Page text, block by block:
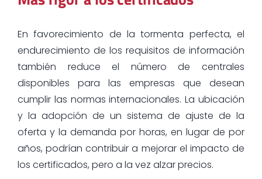
En favorecimiento de la tormenta perfecta, el
endurecimiento de los requisitos de información
también reduce el número de centrales
disponibles para las empresas que desean
cumplir las normas internacionales. La ubicación
y la adopción de un sistema de ajuste de la
oferta y la demanda por horas, en lugar de por
años, podrían contribuir a mejorar el impacto de
los certificados, pero a la vez alzar precios.